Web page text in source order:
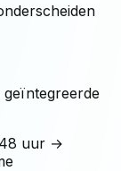
48 uur →